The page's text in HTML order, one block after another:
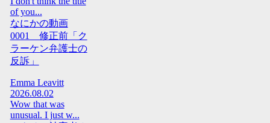
of you...
なにかの動画
0001 修正前「ク
ラーケン弁護士の
反訴」
Emma Leavitt
2026.08.02
Wow that was
unusual. I just w...